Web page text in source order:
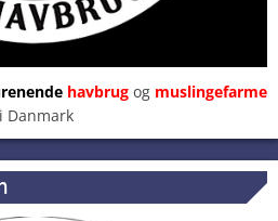
havbrugog muslingefarme
i Danmark